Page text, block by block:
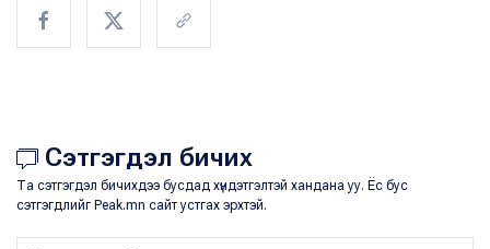
Сэтгэгдэл бичих
Та сэтгэгдэл бичихдээ бусдад хүндэтгэлтэй хандана уу. Ёс бус
сэтгэгдлийг Peak.mn сайт устгах эрхтэй.